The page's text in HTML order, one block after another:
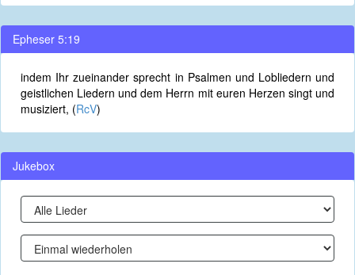
Epheser 5:19
indem Ihr zueinander sprecht in Psalmen und Lobliedern und
geistlichen Liedern und dem Herrn mit euren Herzen singt und
musiziert, (RcV)
Jukebox